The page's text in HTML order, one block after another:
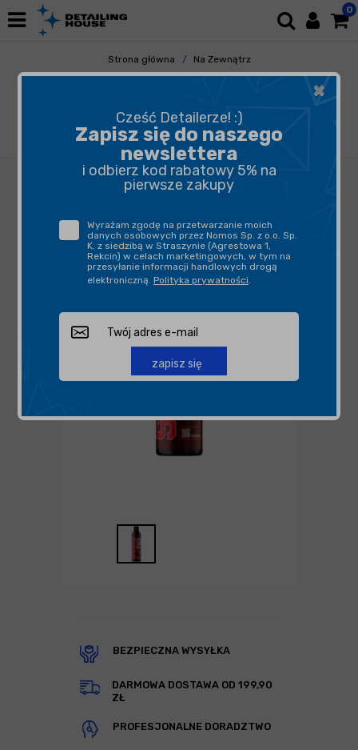
0
Strona główna
Na Zewnątrz
Elementy Gumowe i Plastikowe
Swag BASIC EXTERIOR DRESSING LIQUID
250ml - dressing do elementów plastikowych i
gumowych.
BEZPIECZNA WYSYŁKA
DARMOWA DOSTAWA OD 199,90
ZŁ
PROFESJONALNE DORADZTWO
×
Cześć Detailerze! :)
Zapisz się do naszego
newslettera
i odbierz kod rabatowy 5% na
pierwsze zakupy
Wyrażam zgodę na przetwarzanie moich
danych osobowych przez Nomos Sp. z o.o. Sp.
K. z siedzibą w Straszynie (Agrestowa 1,
Rekcin) w celach marketingowych, w tym na
przesyłanie informacji handlowych drogą
elektroniczną. Polityka prywatności.
zapisz się